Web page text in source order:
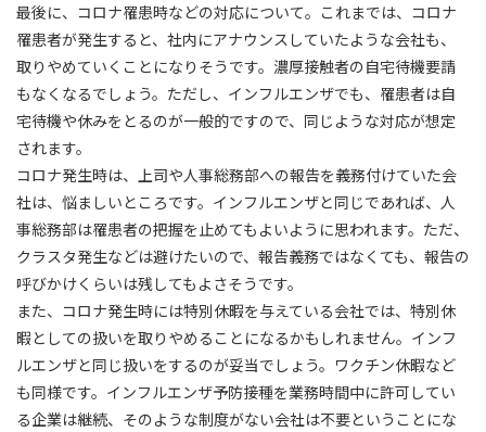
最後に、コロナ罹患時などの対応について。これまでは、コロナ
罹患者が発生すると、社内にアナウンスしていたような会社も、
取りやめていくことになりそうです。濃厚接触者の自宅待機要請
もなくなるでしょう。ただし、インフルエンザでも、罹患者は自
宅待機や休みをとるのが一般的ですので、同じような対応が想定
されます。
コロナ発生時は、上司や人事総務部への報告を義務付けていた会
社は、悩ましいところです。インフルエンザと同じであれば、人
事総務部は罹患者の把握を止めてもよいように思われます。ただ、
クラスタ発生などは避けたいので、報告義務ではなくても、報告の
呼びかけくらいは残してもよさそうです。
また、コロナ発生時には特別休暇を与えている会社では、特別休
暇としての扱いを取りやめることになるかもしれません。インフ
ルエンザと同じ扱いをするのが妥当でしょう。ワクチン休暇など
も同様です。インフルエンザ予防接種を業務時間中に許可してい
る企業は継続、そのような制度がない会社は不要ということにな